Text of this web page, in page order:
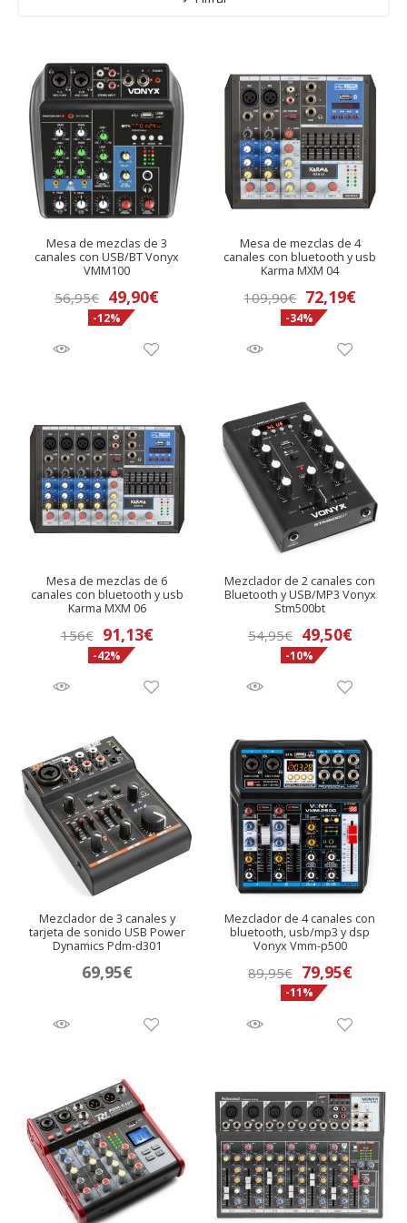
Mesa de mezclas de 3
canales con USB/BT Vonyx
VMM100
56,95€ El
precio
original
49,90€El
actual
-12%
Mesa de mezclas de 4
canales con bluetooth y usb
Karma MXM 04
109,90€ El
precio
original
109,90€.
72,19€El
-34%
Mesa de mezclas de 6
canales con bluetooth y usb
Karma MXM 06
156€ El
precio
original
156€.
91,13€El
actual
-42%
Mezclador de 2 canales con
Bluetooth y USB/MP3 Vonyx
Stm500bt
54,95€ El
precio
original
54,95€.
49,50€El
actual
49,50€.
-10%
Mezclador de 3 canales y
tarjeta de sonido USB Power
Dynamics Pdm-d301
69,95€
Mezclador de 4 canales con
bluetooth, usb/mp3 y dsp
Vonyx Vmm-p500
89,95€ El
precio
original
79,95€El
actual
-11%